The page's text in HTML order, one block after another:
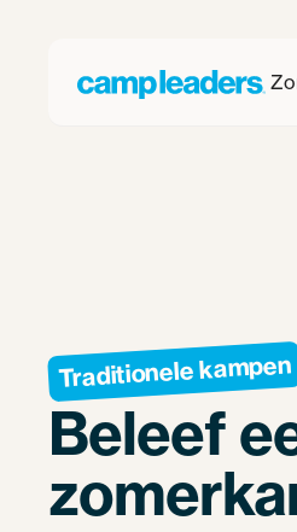
Traditionele kampen
Beleef